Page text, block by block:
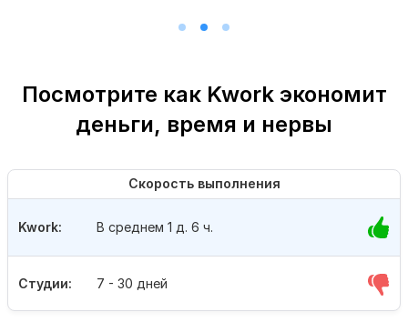
Посмотрите как Kwork экономит
деньги, время и нервы
Скорость выполнения
Студии: 7 - 30 дней
Kwork: В среднем 1 д. 6 ч.